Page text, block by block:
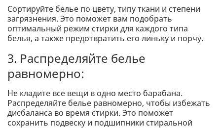
Сортируйте белье по цвету, типу ткани и степени
загрязнения. Это поможет вам подобрать
оптимальный режим стирки для каждого типа
белья, а также предотвратить его линьку и порчу.
3. Распределяйте белье
равномерно:
Не кладите все вещи в одно место барабана.
Распределяйте белье равномерно, чтобы избежать
дисбаланса во время стирки. Это поможет
сохранить подвеску и подшипники стиральной